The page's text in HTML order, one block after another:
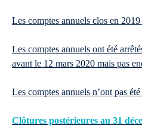
Les comptes annuels clos en
Les comptes annuels ont été
avant le 12 mars 2020 mais pas
Les comptes annuels n’ont pas
Clôtures postérieures au 31